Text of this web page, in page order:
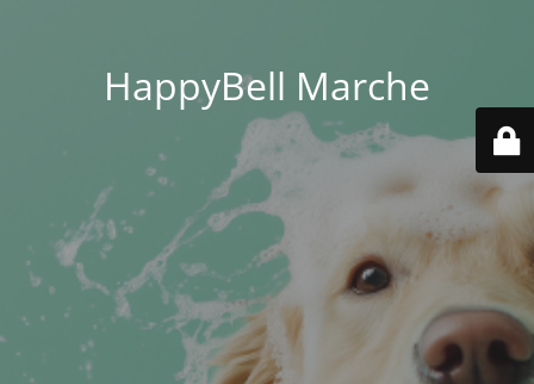
HappyBell Marche